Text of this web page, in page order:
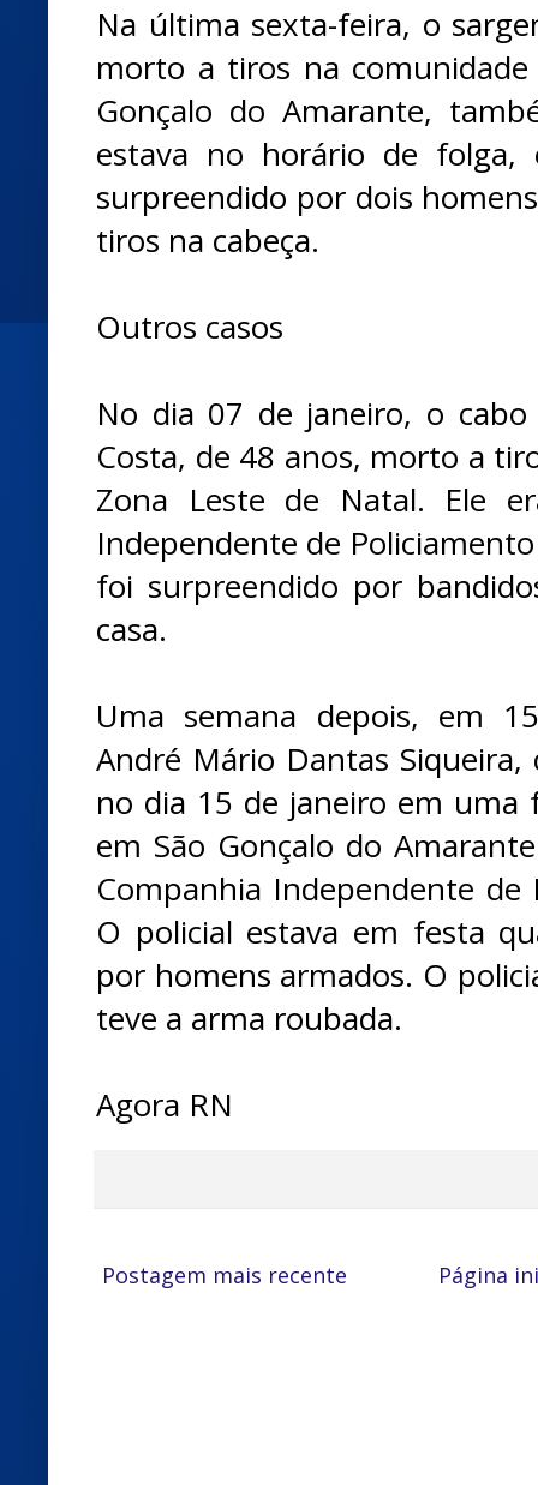
Na última sexta-feira, o
morto a tiros na
Gonçalo do Amarante,
estava no horário de
surpreendido por dois
tiros na cabeça.
Outros casos
No dia 07 de janeiro, o
Costa, de 48 anos, morto a
Zona Leste de Natal. Ele
Independente de
foi surpreendido por
casa.
Uma semana depois, em
André Mário Dantas
no dia 15 de janeiro em uma
em São Gonçalo do
Companhia Independente de
O policial estava em festa
por homens armados. O
teve a arma roubada.
Agora RN
Postagem mais recente Página